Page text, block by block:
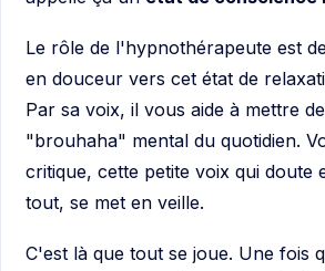
Le rôle de l'hypnothérapeute est
en douceur vers cet état de
Par sa voix, il vous aide à mettre
"brouhaha" mental du quotidien.
critique, cette petite voix qui doute
tout, se met en veille.
C'est là que tout se joue. Une fois